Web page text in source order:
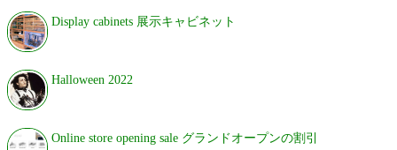
Display cabinets 展示キャビネット
Halloween 2022
Online store opening sale グランドオープンの割引